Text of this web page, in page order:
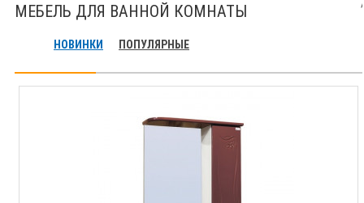
МЕБЕЛЬ ДЛЯ ВАННОЙ КОМНАТЫ
НОВИНКИ ПОПУЛЯРНЫЕ